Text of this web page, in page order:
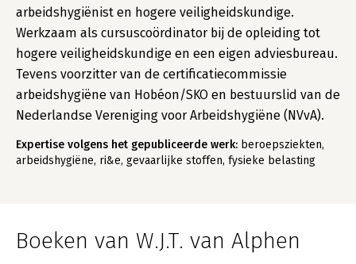
arbeidshygiënist en hogere veiligheidskundige.
Werkzaam als cursuscoördinator bij de opleiding tot
hogere veiligheidskundige en een eigen adviesbureau.
Tevens voorzitter van de certificatiecommissie
arbeidshygiëne van Hobéon/SKO en bestuurslid van de
Nederlandse Vereniging voor Arbeidshygiëne (NVvA).
Expertise volgens het gepubliceerde werk: beroepsziekten,
arbeidshygiëne, ri&e, gevaarlijke stoffen, fysieke belasting
Boeken van W.J.T. van Alphen